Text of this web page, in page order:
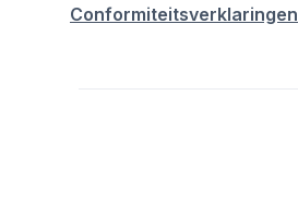
Conformiteitsverklaringen